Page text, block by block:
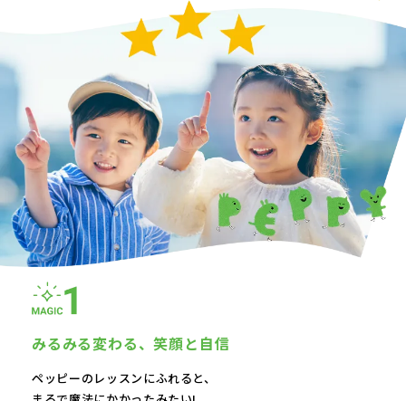
みるみる変わる、笑顔と自信
ペッピーのレッスンにふれると、